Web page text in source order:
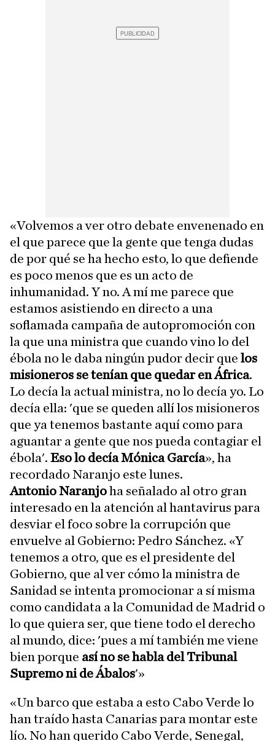
«Volvemos a ver otro debate envenenado en
el que parece que la gente que tenga dudas
de por qué se ha hecho esto, lo que defiende
es poco menos que es un acto de
inhumanidad. Y no. A mí me parece que
estamos asistiendo en directo a una
soflamada campaña de autopromoción con
la que una ministra que cuando vino lo del
ébola no le daba ningún pudor decir que los
misioneros se tenían que quedar en África.
Lo decía la actual ministra, no lo decía yo. Lo
decía ella: 'que se queden allí los misioneros
que ya tenemos bastante aquí como para
aguantar a gente que nos pueda contagiar el
ébola'. Eso lo decía Mónica García», ha
recordado Naranjo este lunes.
Antonio Naranjoha señalado al otro gran
interesado en la atención al hantavirus para
desviar el foco sobre la corrupción que
envuelve al Gobierno: Pedro Sánchez. «Y
tenemos a otro, que es el presidente del
Gobierno, que al ver cómo la ministra de
Sanidad se intenta promocionar a sí misma
como candidata a la Comunidad de Madrid o
lo que quiera ser, que tiene todo el derecho
al mundo, dice: 'pues a mí también me viene
bien porque así no se habla del Tribunal
Supremo ni de Ábalos'»
«Un barco que estaba a esto Cabo Verde lo
han traído hasta Canarias para montar este
lío. No han querido Cabo Verde, Senegal,